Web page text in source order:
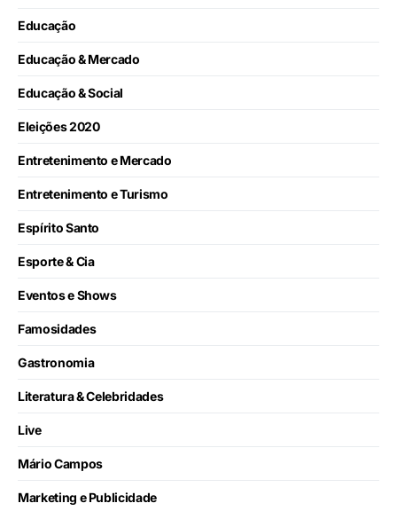
Educação
Educação & Mercado
Educação & Social
Eleições 2020
Entretenimento e Mercado
Entretenimento e Turismo
Espírito Santo
Esporte & Cia
Eventos e Shows
Famosidades
Gastronomia
Literatura & Celebridades
Live
Mário Campos
Marketing e Publicidade